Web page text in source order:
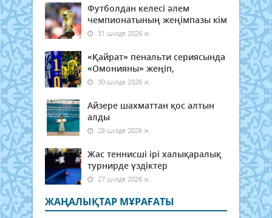
Футболдан келесі әлем
чемпионатының жеңімпазы кім
31 шілде 2026 ж.
«Қайрат» пенальти сериясында
«Омонияны» жеңіп,
30 шілде 2026 ж.
Айзере шахматтан қос алтын
алды
28 шілде 2026 ж.
Жас теннисші ірі халықаралық
турнирде үздіктер
27 шілде 2026 ж.
ЖАҢАЛЫҚТАР МҰРАҒАТЫ